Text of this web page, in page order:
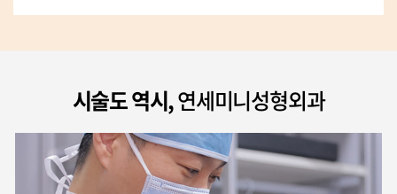
시술도 역시,연세미니성형외과